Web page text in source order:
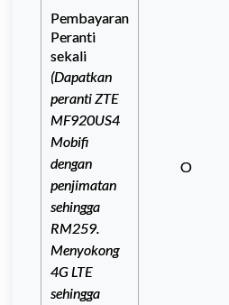
Pembayaran
Peranti
sekali
(Dapatkan
peranti ZTE
MF920US4
Mobifi
dengan
penjimatan
sehingga
RM259.
Menyokong
4G LTE
sehingga
O